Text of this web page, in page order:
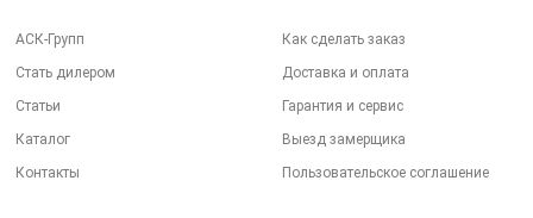
АСК-Групп
Стать дилером
Статьи
Каталог
Контакты
Как сделать заказ
Доставка и оплата
Гарантия и сервис
Выезд замерщика
Пользовательское соглашение